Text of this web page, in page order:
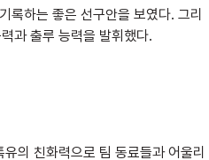
하는 좋은 선구안을 보였다. 그리
과 출루 능력을 발휘했다.
의 친화력으로 팀 동료들과 어울리